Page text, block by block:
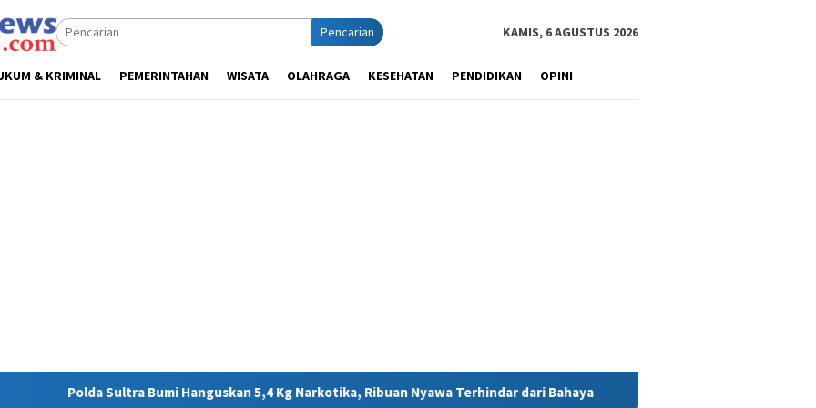
Pencarian KAMIS, 6 AGUSTUS 2026
& KRIMINAL PEMERINTAHAN WISATA OLAHRAGA KESEHATAN PENDIDIKAN OPINI
Hanguskan 5,4 Kg Narkotika, Ribuan Nyawa Terhindar dari Bahaya MIND ID Tegaskan Dukungan Penuh Bagi PT Vale